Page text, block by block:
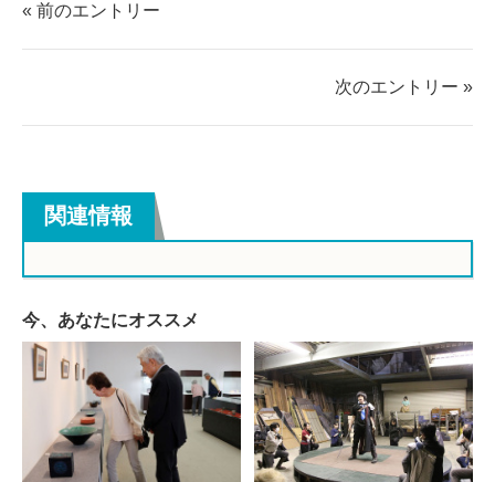
す
す
« 前のエントリー
次のエントリー »
関連情報
今、あなたにオススメ